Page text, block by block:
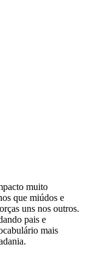
muito
que miúdos e
uns nos outros.
pais e
mais